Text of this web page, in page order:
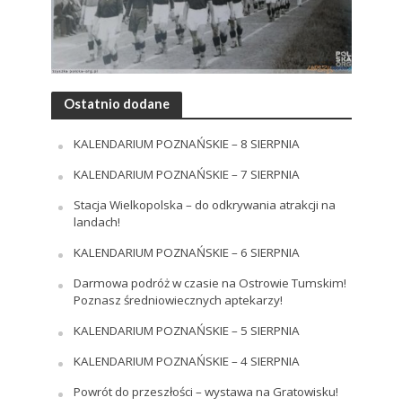
Ostatnio dodane
KALENDARIUM POZNAŃSKIE – 8 SIERPNIA
KALENDARIUM POZNAŃSKIE – 7 SIERPNIA
Stacja Wielkopolska – do odkrywania atrakcji na
landach!
KALENDARIUM POZNAŃSKIE – 6 SIERPNIA
Darmowa podróż w czasie na Ostrowie Tumskim!
Poznasz średniowiecznych aptekarzy!
KALENDARIUM POZNAŃSKIE – 5 SIERPNIA
KALENDARIUM POZNAŃSKIE – 4 SIERPNIA
Powrót do przeszłości – wystawa na Gratowisku!